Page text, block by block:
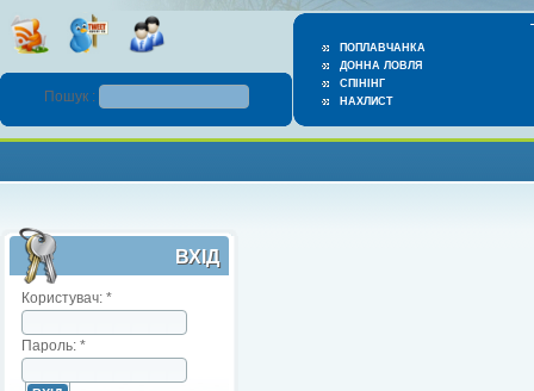
ПОПЛАВЧАНКА
ДОННА ЛОВЛЯ
СПІНІНГ
НАХЛИСТ
Пошук :
ВХІД
Користувач: *
Пароль: *